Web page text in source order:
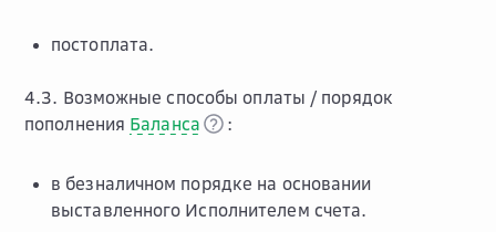
постоплата.
4.3. Возможные способы оплаты / порядок
пополнения Баланса :
в безналичном порядке на основании
выставленного Исполнителем счета.